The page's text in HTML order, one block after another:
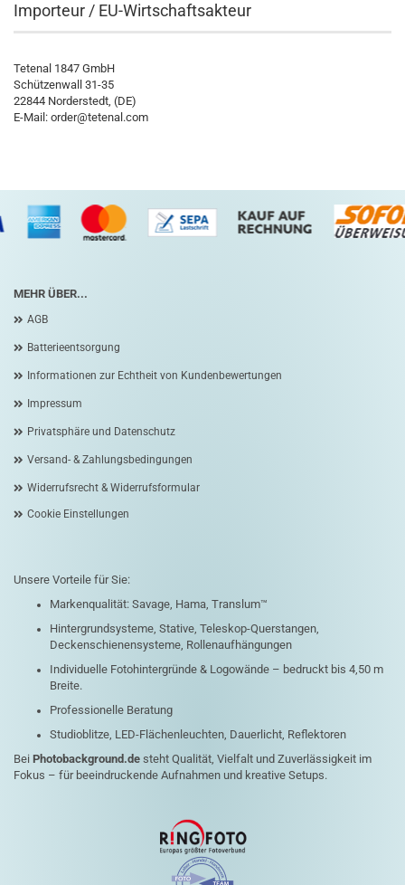
Importeur / EU-Wirtschaftsakteur
Tetenal 1847 GmbH
Schützenwall 31-35
22844 Norderstedt, (DE)
E-Mail: order@tetenal.com
MEHR ÜBER...
AGB
Batterieentsorgung
Informationen zur Echtheit von Kundenbewertungen
Impressum
Privatsphäre und Datenschutz
Versand- & Zahlungsbedingungen
Widerrufsrecht & Widerrufsformular
Cookie Einstellungen
Unsere Vorteile für Sie:
Markenqualität: Savage, Hama, Translum™
Hintergrundsysteme, Stative, Teleskop-Querstangen,
Deckenschienensysteme, Rollenaufhängungen
Individuelle Fotohintergründe & Logowände – bedruckt bis 4,50 m
Breite.
Professionelle Beratung
Studioblitze, LED-Flächenleuchten, Dauerlicht, Reflektoren
Bei Photobackground.de steht Qualität, Vielfalt und Zuverlässigkeit im
Fokus – für beeindruckende Aufnahmen und kreative Setups.